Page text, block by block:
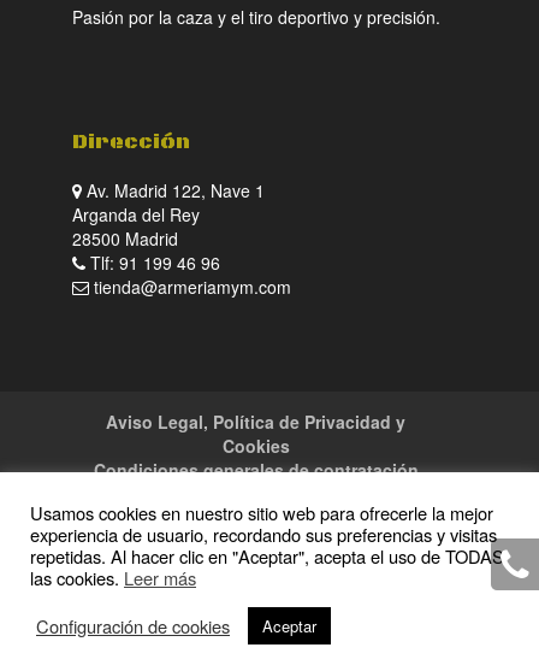
Pasión por la caza y el tiro deportivo y precisión.
Dirección
Av. Madrid 122, Nave 1
Arganda del Rey
28500 Madrid
Tlf: 91 199 46 96
tienda@armeriamym.com
Aviso Legal, Política de Privacidad y
Cookies
Condiciones generales de contratación
Copyright · 2016 Armeria M y M · Todos los
derechos reservados
Usamos cookies en nuestro sitio web para ofrecerle la mejor
experiencia de usuario, recordando sus preferencias y visitas
repetidas. Al hacer clic en "Aceptar", acepta el uso de TODAS
las cookies. Leer más
Configuración de cookies
Aceptar